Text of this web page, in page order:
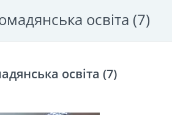
освіта (7)
освіта (7)